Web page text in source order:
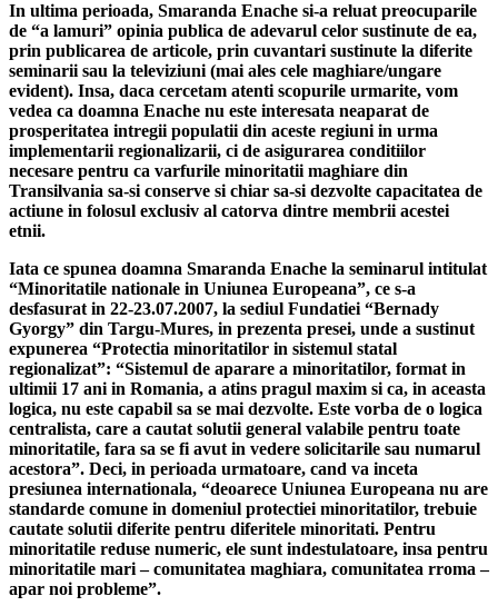
In ultima perioada, Smaranda Enache si-a reluat preocuparile
de “a lamuri” opinia publica de adevarul celor sustinute de ea,
prin publicarea de articole, prin cuvantari sustinute la diferite
seminarii sau la televiziuni (mai ales cele maghiare/ungare
evident). Insa, daca cercetam atenti scopurile urmarite, vom
vedea ca doamna Enache nu este interesata neaparat de
prosperitatea intregii populatii din aceste regiuni in urma
implementarii regionalizarii, ci de asigurarea conditiilor
necesare pentru ca varfurile minoritatii maghiare din
Transilvania sa-si conserve si chiar sa-si dezvolte capacitatea de
actiune in folosul exclusiv al catorva dintre membrii acestei
etnii.
Iata ce spunea doamna Smaranda Enache la seminarul intitulat
“Minoritatile nationale in Uniunea Europeana”, ce s-a
desfasurat in 22-23.07.2007, la sediul Fundatiei “Bernady
Gyorgy” din Targu-Mures, in prezenta presei, unde a sustinut
expunerea “Protectia minoritatilor in sistemul statal
regionalizat”: “Sistemul de aparare a minoritatilor, format in
ultimii 17 ani in Romania, a atins pragul maxim si ca, in aceasta
logica, nu este capabil sa se mai dezvolte. Este vorba de o logica
centralista, care a cautat solutii general valabile pentru toate
minoritatile, fara sa se fi avut in vedere solicitarile sau numarul
acestora”. Deci, in perioada urmatoare, cand va inceta
presiunea internationala, “deoarece Uniunea Europeana nu are
standarde comune in domeniul protectiei minoritatilor, trebuie
cautate solutii diferite pentru diferitele minoritati. Pentru
minoritatile reduse numeric, ele sunt indestulatoare, insa pentru
minoritatile mari – comunitatea maghiara, comunitatea rroma –
apar noi probleme”.